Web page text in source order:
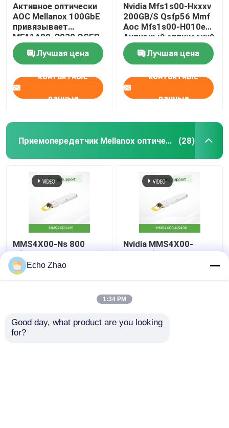
Активное оптически
AOC Mellanox 100GbE
привязывает
MFA1A00-C030 QSFP
LSZH 30m
Лучшая цена
контактные
данные
Nvidia Mfs1s00-Hxxxv
200GB/S Qsfp56 Mmf
Aoc Mfs1s00-H010e
Активный оптический
кабель, до 200 Gbps,
Qsfp56 до Qsfp56
Лучшая цена
контактные
данные
Приемопередатчик Mellanox оптически (28)
MMS4X00-Ns 800
Гбит/с двухпортовый
OSFP 2X400 Гбит/с
одномодовый 2xdr4
Nvidia MMS4X00-
Ns400 (980-9I31N-
приемники Dr4
Echo Zhao
1:34 PM
Good day, what product are you looking
for?